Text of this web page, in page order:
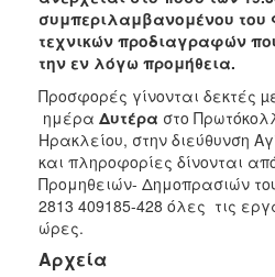
ΔΗΜΟΤΗΣ
ΕΠΙΣΚΕΠΤΗΣ
ΗΡΑΚΛΕΙΟ
συμπεριλαμβανομένου
τεχνικών προδιαγραφών
την εν λόγω προμήθεια.
Προσφορές γίνονται δεκτές
ημέρα Δυτέρα στο
Ηρακλείου, στην διεύθυνση
και πληροφορίες δίνονται
Προμηθειών- Δημοπρασιών
2813 409185-428 όλες τις
ώρες.
Αρχεία